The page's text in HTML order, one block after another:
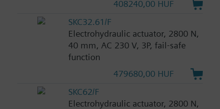
408240,00 HUF
SKC32.61/F
Electrohydraulic actuator, 2800 N,
40 mm, AC 230 V, 3P, fail-safe
function
479680,00 HUF
SKC62/F
Electrohydraulic actuator, 2800 N,